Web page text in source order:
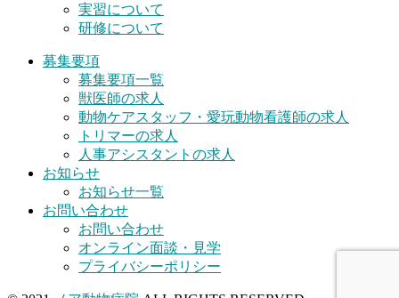
実習について
研修について
募集要項
募集要項一覧
獣医師の求人
動物ケアスタッフ・愛玩動物看護師の求人
トリマーの求人
人事アシスタントの求人
お知らせ
お知らせ一覧
お問い合わせ
お問い合わせ
オンライン面談・見学
プライバシーポリシー